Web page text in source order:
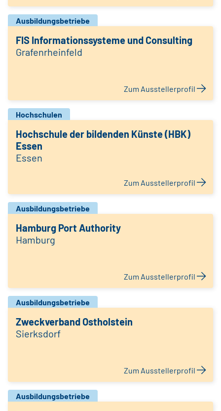
Ausbildungsbetriebe
FIS Informationssysteme und Consulting
Grafenrheinfeld
Zum Ausstellerprofil
Hochschulen
Hochschule der bildenden Künste (HBK)
Essen
Essen
Zum Ausstellerprofil
Ausbildungsbetriebe
Hamburg Port Authority
Hamburg
Zum Ausstellerprofil
Ausbildungsbetriebe
Zweckverband Ostholstein
Sierksdorf
Zum Ausstellerprofil
Ausbildungsbetriebe